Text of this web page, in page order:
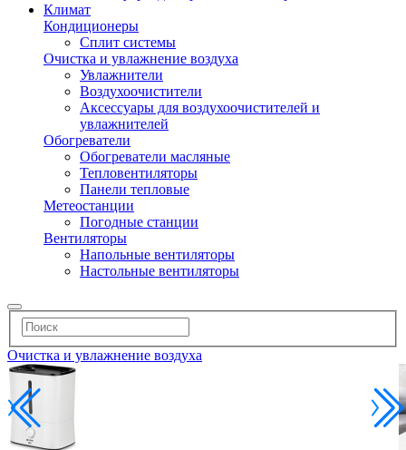
Климат
Кондиционеры
Сплит системы
Очистка и увлажнение воздуха
Увлажнители
Воздухоочистители
Аксессуары для воздухоочистителей и
увлажнителей
Обогреватели
Обогреватели масляные
Тепловентиляторы
Панели тепловые
Метеостанции
Погодные станции
Вентиляторы
Напольные вентиляторы
Настольные вентиляторы
Очистка и увлажнение воздуха